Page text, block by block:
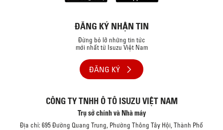
ĐĂNG KÝ NHẬN TIN
Đừng bỏ lỡ những tin tức
mới nhất từ Isuzu Việt Nam
ĐĂNG KÝ
CÔNG TY TNHH Ô TÔ ISUZU VIỆT NAM
Trụ sở chính và Nhà máy
Địa chỉ: 695 Đường Quang Trung, Phường Thông Tây Hội, Thành Phố